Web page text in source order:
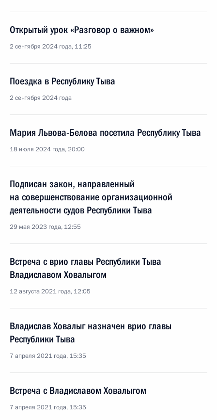
Открытый урок «Разговор о важном»
2 сентября 2024 года, 11:25
Поездка в Республику Тыва
2 сентября 2024 года
Мария Львова-Белова посетила Республику Тыва
18 июля 2024 года, 20:00
Подписан закон, направленный
на совершенствование организационной
деятельности судов Республики Тыва
29 мая 2023 года, 12:55
Встреча с врио главы Республики Тыва
Владиславом Ховалыгом
12 августа 2021 года, 12:05
Владислав Ховалыг назначен врио главы
Республики Тыва
7 апреля 2021 года, 15:35
Встреча с Владиславом Ховалыгом
7 апреля 2021 года, 15:35